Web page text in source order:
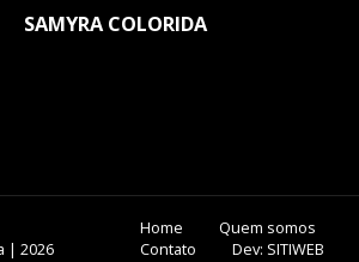
SAMYRA COLORIDA
| 2026
Home
Quem somos
Contato
Dev: SITIWEB